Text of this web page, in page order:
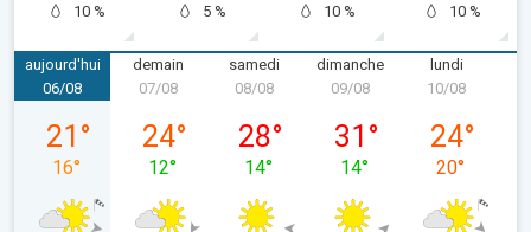
10 % 5 % 10 % 10 %
aujourd'hui
jeudi 06/08
06/08
21 °
16°
demain
vendredi 07/08
07/08
24°
12°
samedi
08/08
28°
14°
dimanche
dimanche 09/08
09/08
31 °
14°
lundi
10/08
24°
20°